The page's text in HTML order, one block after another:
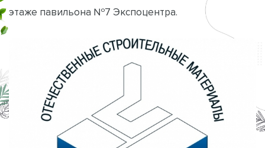
этаже павильона №7 Экспоцентра.